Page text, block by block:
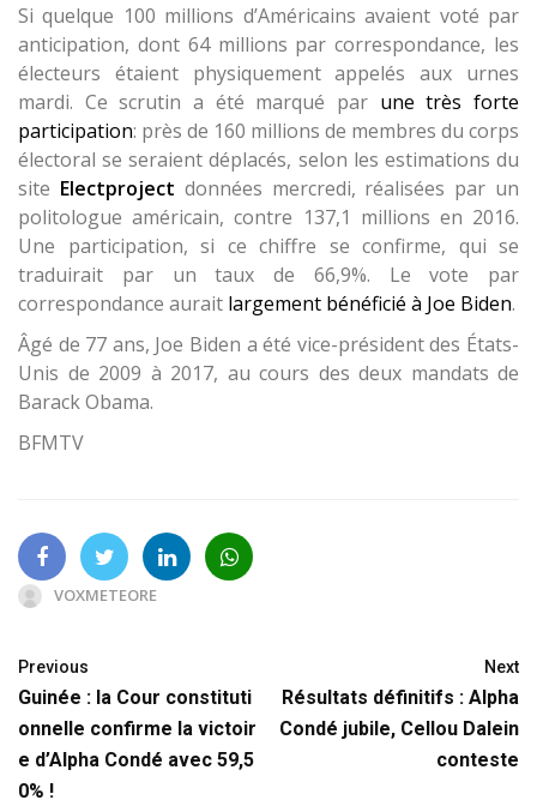
Si quelque 100 millions d’Américains avaient voté par
anticipation, dont 64 millions par correspondance, les
électeurs étaient physiquement appelés aux urnes
mardi. Ce scrutin a été marqué par une très forte
participation: près de 160 millions de membres du corps
électoral se seraient déplacés, selon les estimations du
site Electproject données mercredi, réalisées par un
politologue américain, contre 137,1 millions en 2016.
Une participation, si ce chiffre se confirme, qui se
traduirait par un taux de 66,9%. Le vote par
correspondance aurait largement bénéficié à Joe Biden.
Âgé de 77 ans, Joe Biden a été vice-président des États-
Unis de 2009 à 2017, au cours des deux mandats de
Barack Obama.
BFMTV
VOXMETEORE
Previous
Guinée : la Cour constituti
onnelle confirme la victoir
e d’Alpha Condé avec 59,5
0% !
Next
Résultats définitifs : Alpha
Condé jubile, Cellou Dalein
conteste